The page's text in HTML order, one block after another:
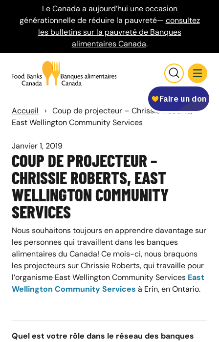
Le Canada a aujourd’hui une occasion
générationnelle de réduire la pauvreté— consultez
les bulletins sur la pauvreté de Banques
alimentaires Canada.
Accueil › Coup de projecteur – Chrissie Roberts,
East Wellington Community Services
Janvier 1, 2019
COUP DE PROJECTEUR –
CHRISSIE ROBERTS, EAST
WELLINGTON COMMUNITY
SERVICES
Nous souhaitons toujours en apprendre davantage sur
les personnes qui travaillent dans les banques
alimentaires du Canada! Ce mois-ci, nous braquons
les projecteurs sur Chrissie Roberts, qui travaille pour
l’organisme East Wellington Community Services East
Wellington Community Services à Erin, en Ontario.
Quel est votre rôle dans le réseau des banques